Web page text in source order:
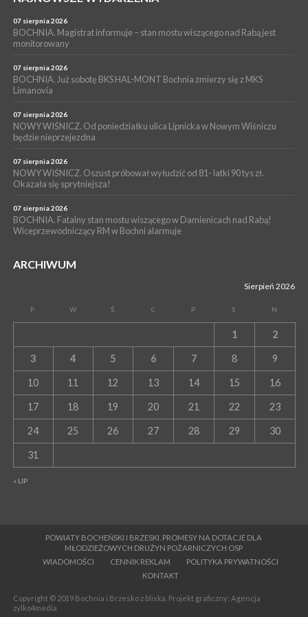
Z BOCHNI NA JASNĄ GÓRĘ. Drugi dzień wędrówki [ZDJĘCIA]
WYDARZENIA
NASZ NEWS. Powstał Komitet Ochrony Ładu
Przestrzennego Miasta Bochnia. To odpowiedź na działania
magistratu
07 sierpnia 2026
BOCHNIA. Magistrat informuje – stan mostu wiszącego nad Rabą jest
monitorowany
07 sierpnia 2026
BOCHNIA. Już sobotę BKS HAL-MONT Bochnia zmierzy się z MKS
Limanovia
07 sierpnia 2026
NOWY WIŚNICZ. Od poniedziałku ulica Lipnicka w Nowym Wiśniczu
będzie nieprzejezdna
07 sierpnia 2026
NOWY WIŚNICZ. Oszust próbował wyłudzić od 81- latki 90 tys zł.
Okazała się sprytniejsza!
07 sierpnia 2026
BOCHNIA. Fatalny stan mostu wiszącego w Damienicach nad Rabą!
Wiceprzewodniczący RM w Bochni alarmuje
ARCHIWUM
Sierpień 2026
P W Ś C P S N
« LIP
1 2
3 4 5 6 7 8 9
10 11 12 13 14 15 16
17 18 19 20 21 22 23
24 25 26 27 28 29 30
31
POWIATY BOCHEŃSKI I BRZESKI. PROMESY NA DOTACJE DLA
MŁODZIEŻOWYCH DRUŻYN POŻARNICZYCH OSP
WIADOMOŚCI
CENNIK REKLAM
POLITYKA PRYWATNOŚCI
KONTAKT
Copyright © 2019 Bochnia i Brzesko z bliska. Projekt graficzny: Agencja
zylko4media